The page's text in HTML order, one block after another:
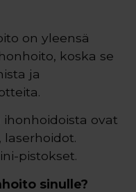
on yleensä
koska se
ja
ovat
pistokset.
sinulle?